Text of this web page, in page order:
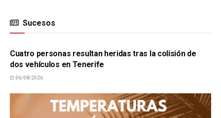
Sucesos
SUCESOS
Cuatro personas resultan heridas tras la colisión de
dos vehículos en Tenerife
06/08/2026